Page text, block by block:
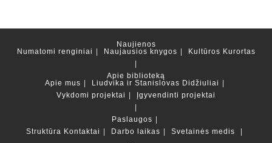
Naujienos
Numatomi renginiai
Naujausios knygos Kultūros Kurortas
Apie biblioteką
Apie mus
Liudvika ir Stanislovas Didžiuliai
Vykdomi projektai
Įgyvendinti projektai
Paslaugos
Struktūra Kontaktai Darbo laikas
Svetainės medis